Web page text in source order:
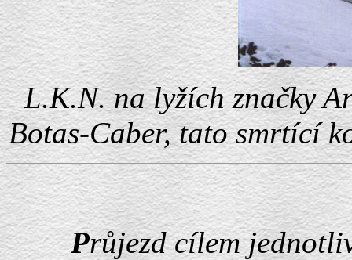
L.K.N. na lyžích značky
Botas-Caber, tato smrtící
Průjezd cílem